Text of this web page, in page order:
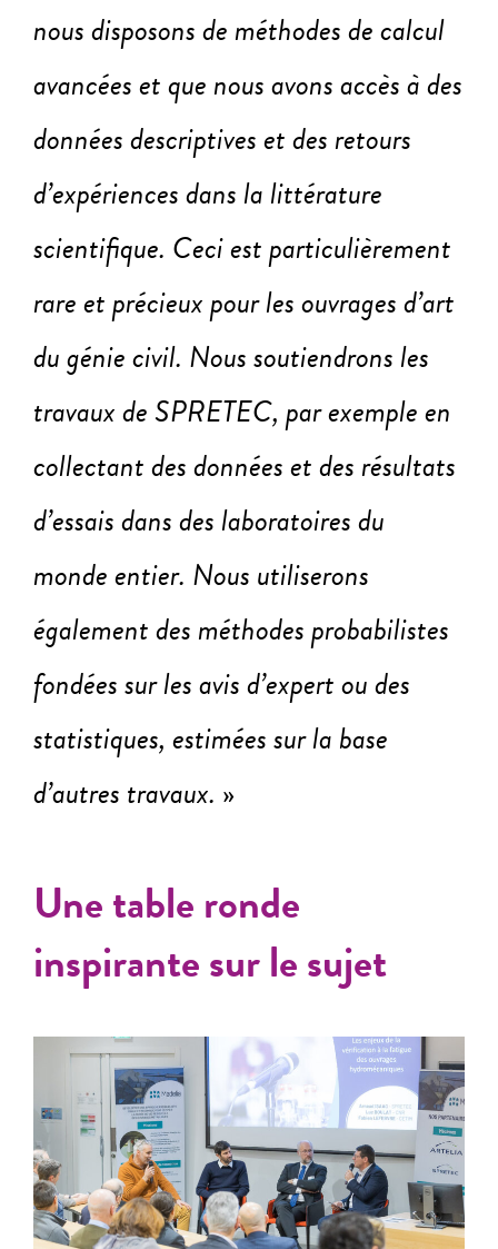
nous disposons de méthodes de calcul
avancées et que nous avons accès à des
données descriptives et des retours
d’expériences dans la littérature
scientifique. Ceci est particulièrement
rare et précieux pour les ouvrages d’art
du génie civil. Nous soutiendrons les
travaux de SPRETEC, par exemple en
collectant des données et des résultats
d’essais dans des laboratoires du
monde entier. Nous utiliserons
également des méthodes probabilistes
fondées sur les avis d’expert ou des
statistiques, estimées sur la base
d’autres travaux. »
Une table ronde
inspirante sur le sujet